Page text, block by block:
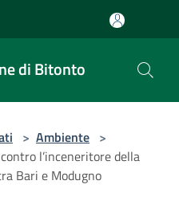
di Bitonto
> Ambiente >
l’inceneritore della
Bari e Modugno